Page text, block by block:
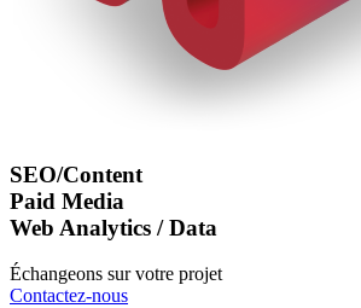
SEO/Content
Paid Media
Web Analytics / Data
Échangeons sur votre projet
Contactez-nous